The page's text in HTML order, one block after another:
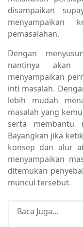
disampaikan
menyampaikan
pemasalahan.
Dengan
nantinya akan
menyampaikan
inti masalah.
lebih mudah
masalah yang
serta membantu
Bayangkan jika
konsep dan alur
menyampaikan
ditemukan
muncul tersebut.
Baca Juga...